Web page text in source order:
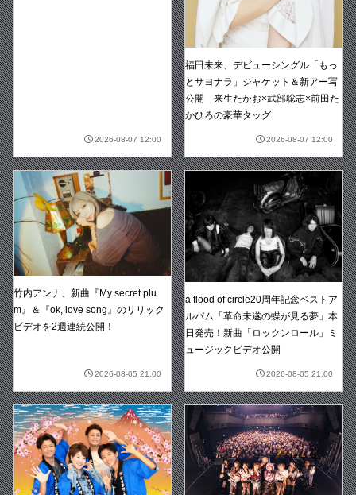
2026-08-07 12:00
福田未来、デビューシングル「もっ
とサヨナラ」ジャケット＆新アー写
公開 来生たかお×武部聡志×前田た
かひろの豪華タッグ
2026-08-07 12:00
竹内アンナ、新曲『My secret plu
m』＆『ok, love song』のリリック
ビデオを2週連続公開！
2026-08-05 21:00
a flood of circle20周年記念ベストア
ルバム「革命未遂の蝶が見る夢」本
日発売！新曲「ロックンロール」ミ
ュージックビデオ公開
2026-08-05 21:00